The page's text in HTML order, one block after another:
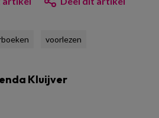
voorlezen
Kluijver